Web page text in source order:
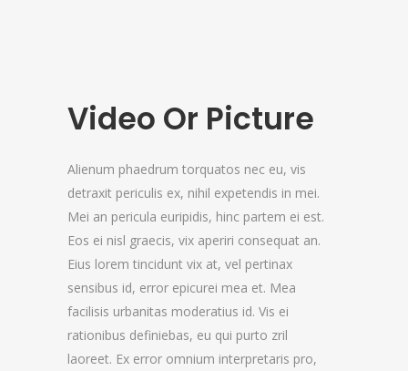
Video Or Picture
Alienum phaedrum torquatos nec eu, vis
detraxit periculis ex, nihil expetendis in mei.
Mei an pericula euripidis, hinc partem ei est.
Eos ei nisl graecis, vix aperiri consequat an.
Eius lorem tincidunt vix at, vel pertinax
sensibus id, error epicurei mea et. Mea
facilisis urbanitas moderatius id. Vis ei
rationibus definiebas, eu qui purto zril
laoreet. Ex error omnium interpretaris pro,